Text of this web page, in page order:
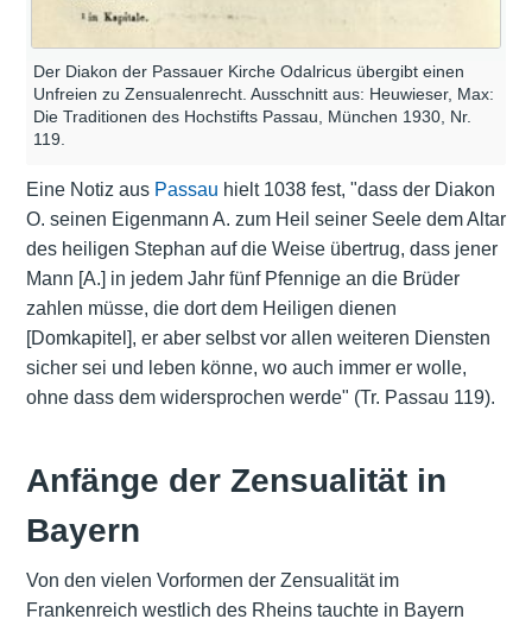
Der Diakon der Passauer Kirche Odalricus übergibt einen
Unfreien zu Zensualenrecht. Ausschnitt aus: Heuwieser, Max:
Die Traditionen des Hochstifts Passau, München 1930, Nr.
119.
Eine Notiz aus Passau hielt 1038 fest, "dass der Diakon
O. seinen Eigenmann A. zum Heil seiner Seele dem Altar
des heiligen Stephan auf die Weise übertrug, dass jener
Mann [A.] in jedem Jahr fünf Pfennige an die Brüder
zahlen müsse, die dort dem Heiligen dienen
[Domkapitel], er aber selbst vor allen weiteren Diensten
sicher sei und leben könne, wo auch immer er wolle,
ohne dass dem widersprochen werde" (Tr. Passau 119).
Anfänge der Zensualität in
Bayern
Von den vielen Vorformen der Zensualität im
Frankenreich westlich des Rheins tauchte in Bayern